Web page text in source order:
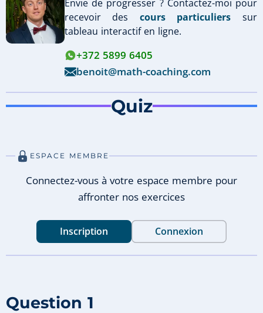
Envie de progresser ? Contactez-moi pour
recevoir des cours particuliers sur
tableau interactif en ligne.
+372 5899 6405
benoit@math-coaching.com
Quiz
ESPACE MEMBRE
Connectez-vous à votre espace membre pour
affronter nos exercices
Inscription Connexion
Question 1